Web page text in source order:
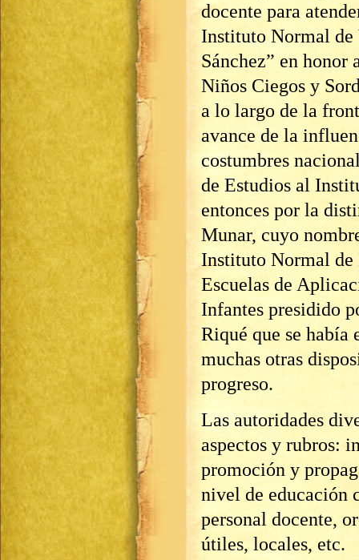
docente para
Instituto Normal de
Sánchez” en
Niños Ciegos y
a lo largo de la
avance de la
costumbres
de Estudios al
entonces por la
Munar, cuyo
Instituto Normal de
Escuelas de
Infantes presidido
Riqué que se había
muchas otras
progreso.
Las autoridades
aspectos y rubros:
promoción y
nivel de educación
personal docente,
útiles, locales, etc.